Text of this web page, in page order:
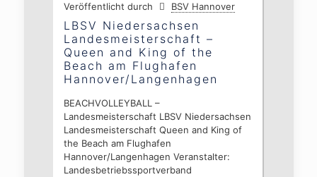
Veröffentlicht durch BSV Hannover
LBSV Niedersachsen
Landesmeisterschaft –
Queen and King of the
Beach am Flughafen
Hannover/Langenhagen
BEACHVOLLEYBALL –
Landesmeisterschaft LBSV Niedersachsen
Landesmeisterschaft Queen and King of
the Beach am Flughafen
Hannover/Langenhagen Veranstalter:
Landesbetriebssportverband